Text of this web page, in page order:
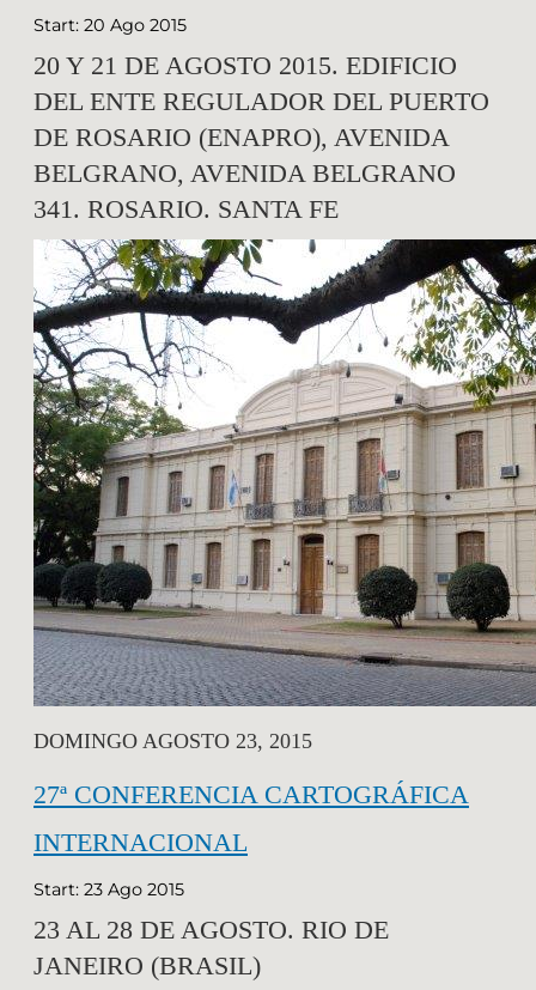
Start: 20 Ago 2015
20 Y 21 DE AGOSTO 2015. EDIFICIO
DEL ENTE REGULADOR DEL PUERTO
DE ROSARIO (ENAPRO), AVENIDA
BELGRANO, AVENIDA BELGRANO
341. ROSARIO. SANTA FE
DOMINGO AGOSTO 23, 2015
27ª CONFERENCIA CARTOGRÁFICA
INTERNACIONAL
Start: 23 Ago 2015
23 AL 28 DE AGOSTO. RIO DE
JANEIRO (BRASIL)